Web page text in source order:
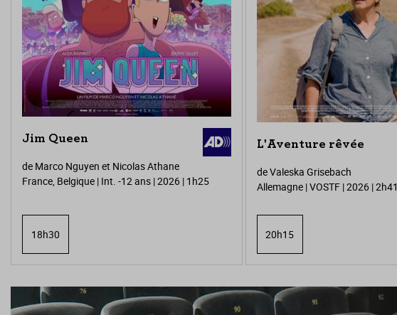
Jim Queen
de Marco Nguyen et Nicolas Athane
France, Belgique | Int. -12 ans | 2026 | 1h25
18h30
L'Aventure rêvée
de Valeska Grisebach
Allemagne | VOSTF | 2026 | 2h41
20h15